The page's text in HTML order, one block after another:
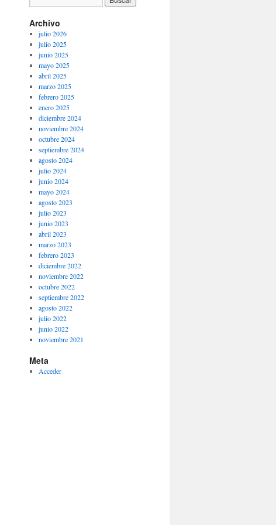
Archivo
julio 2026
julio 2025
junio 2025
mayo 2025
abril 2025
marzo 2025
febrero 2025
enero 2025
diciembre 2024
noviembre 2024
octubre 2024
septiembre 2024
agosto 2024
julio 2024
junio 2024
mayo 2024
agosto 2023
julio 2023
junio 2023
abril 2023
marzo 2023
febrero 2023
diciembre 2022
noviembre 2022
octubre 2022
septiembre 2022
agosto 2022
julio 2022
junio 2022
noviembre 2021
Meta
Acceder